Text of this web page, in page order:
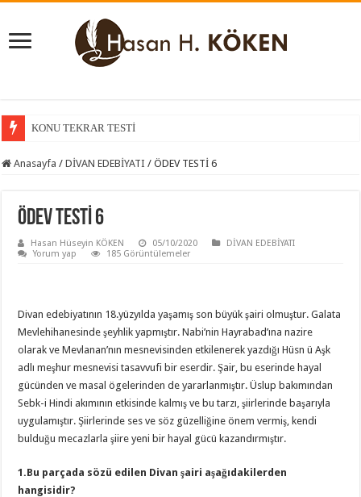
KONU TEKRAR TESTİ
Anasayfa / DİVAN EDEBİYATI / ÖDEV TESTİ 6
ÖDEV TESTİ 6
Hasan Hüseyin KÖKEN 05/10/2020
DİVAN EDEBİYATI
Yorum yap
185 Görüntülemeler
Divan edebiyatının 18.yüzyılda yaşamış son büyük şairi olmuştur. Galata
Mevlehihanesinde şeyhlik yapmıştır. Nabi’nin Hayrabad’ına nazire
olarak ve Mevlanan’nın mesnevisinden etkilenerek yazdığı Hüsn ü Aşk
adlı meşhur mesnevisi tasavvufi bir eserdir. Şair, bu eserinde hayal
gücünden ve masal ögelerinden de yararlanmıştır. Üslup bakımından
Sebk-i Hindi akımının etkisinde kalmış ve bu tarzı, şiirlerinde başarıyla
uygulamıştır. Şiirlerinde ses ve söz güzelliğine önem vermiş, kendi
bulduğu mecazlarla şiire yeni bir hayal gücü kazandırmıştır.
1.Bu parçada sözü edilen Divan şairi aşağıdakilerden
hangisidir?